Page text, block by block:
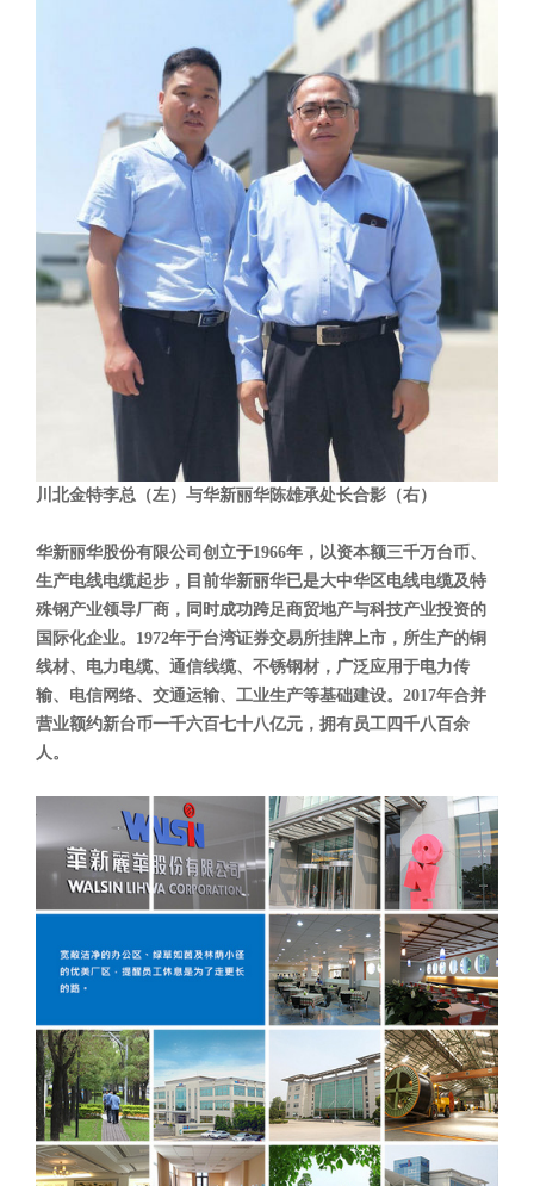
川北金特李总（左）与华新丽华陈雄承处长合影（右）
华新丽华股份有限公司创立于1966年，以资本额三千万台币、
生产电线电缆起步，目前华新丽华已是大中华区电线电缆及特
殊钢产业领导厂商，同时成功跨足商贸地产与科技产业投资的
国际化企业。1972年于台湾证券交易所挂牌上市，所生产的铜
线材、电力电缆、通信线缆、不锈钢材，广泛应用于电力传
输、电信网络、交通运输、工业生产等基础建设。2017年合并
营业额约新台币一千六百七十八亿元，拥有员工四千八百余
人。